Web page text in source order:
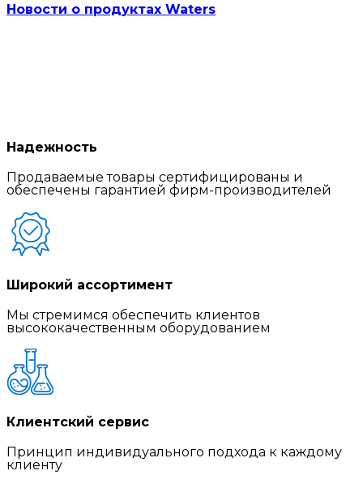
Новости о продуктах Waters
Надежность
Продаваемые товары сертифицированы и
обеспечены гарантией фирм-производителей
Широкий ассортимент
Мы стремимся обеспечить клиентов
высококачественным оборудованием
Клиентский сервис
Принцип индивидуального подхода к каждому
клиенту